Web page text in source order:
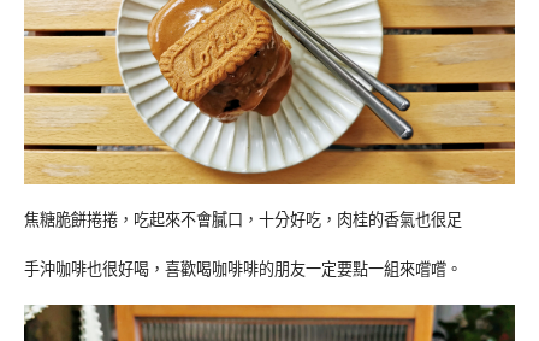
焦糖脆餅捲捲，吃起來不會膩口，十分好吃，肉桂的香氣也很足
手沖咖啡也很好喝，喜歡喝咖啡啡的朋友一定要點一組來嚐嚐。